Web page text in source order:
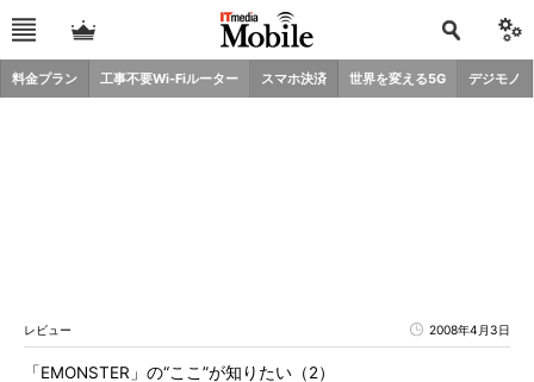
料金プラン 工事不要Wi-Fiルーター スマホ決済 世界を変える5G デジモノ
レビュー 2008年4月3日
「EMONSTER」の“ここ”が知りたい（2）